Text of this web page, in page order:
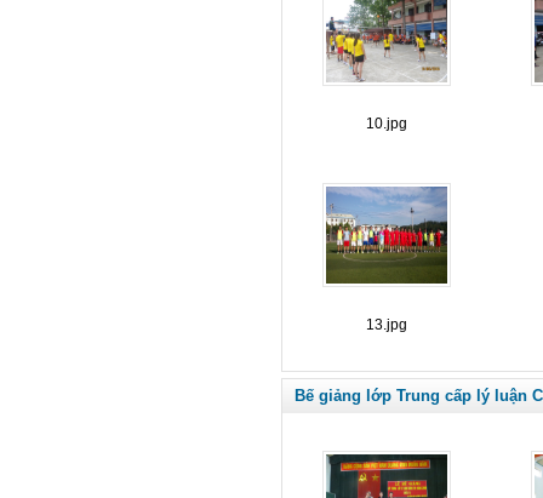
10.jpg
13.jpg
Bế giảng lớp Trung cấp lý luận